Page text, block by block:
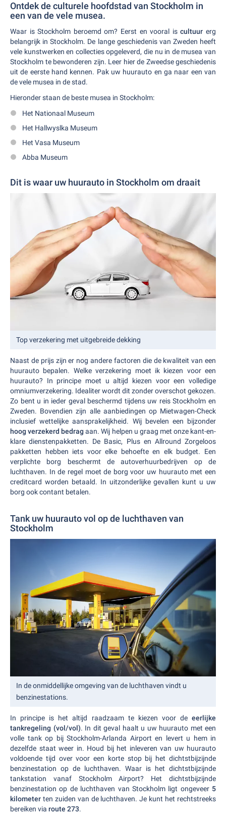
Ontdek de culturele hoofdstad van Stockholm in
een van de vele musea.
Waar is Stockholm beroemd om? Eerst en vooral iscultuur erg
belangrijk in Stockholm. De lange geschiedenis van Zweden heeft
vele kunstwerken en collecties opgeleverd, die nu in de musea van
Stockholm te bewonderen zijn. Leer hier de Zweedse geschiedenis
uit de eerste hand kennen. Pak uw huurauto en ga naar een van
de vele musea in de stad.
Hieronder staan de beste musea in Stockholm:
Het Nationaal Museum
Het Hallwyslka Museum
Het Vasa Museum
Abba Museum
Dit is waar uw huurauto in Stockholm om draait
Top verzekering met uitgebreide dekking
Naast de prijs zijn er nog andere factoren die de kwaliteit van een
huurauto bepalen. Welke verzekering moet ik kiezen voor een
huurauto? In principe moet u altijd kiezen voor een volledige
omniumverzekering. Idealiter wordt dit zonder overschot gekozen.
Zo bent u in ieder geval beschermd tijdens uw reis Stockholm en
Zweden. Bovendien zijn alle aanbiedingen op Mietwagen-Check
inclusief wettelijke aansprakelijkheid. Wij bevelen een bijzonder
hoog verzekerd bedrag aan. Wij helpen u graag met onze kant-en-
klare dienstenpakketten. De Basic, Plus en Allround Zorgeloos
pakketten hebben iets voor elke behoefte en elk budget. Een
verplichte borg beschermt de autoverhuurbedrijven op de
luchthaven. In de regel moet de borg voor uw huurauto met een
creditcard worden betaald. In uitzonderlijke gevallen kunt u uw
borg ook contant betalen.
Tank uw huurauto vol op de luchthaven van
Stockholm
In de onmiddellijke omgeving van de luchthaven vindt u
benzinestations.
In principe is het altijd raadzaam te kiezen voor de eerlijke
tankregeling (vol/vol). In dit geval haalt u uw huurauto met een
volle tank op bij Stockholm-Arlanda Airport en levert u hem in
dezelfde staat weer in. Houd bij het inleveren van uw huurauto
voldoende tijd over voor een korte stop bij het dichtstbijzijnde
benzinestation op de luchthaven. Waar is het dichtstbijzijnde
tankstation vanaf Stockholm Airport? Het dichtstbijzijnde
benzinestation op de luchthaven van Stockholm ligt ongeveer 5
kilometer ten zuiden van de luchthaven. Je kunt het rechtstreeks
bereiken via route 273.